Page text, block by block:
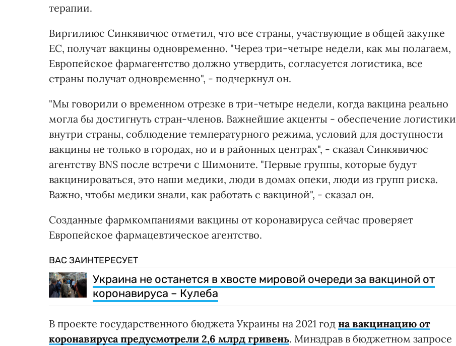
терапии.
Виргилиюс Синкявичюс отметил, что все страны, участвующие в общей закупке
ЕС, получат вакцины одновременно. "Через три-четыре недели, как мы полагаем,
Европейское фармагентство должно утвердить, согласуется логистика, все
страны получат одновременно", - подчеркнул он.
"Мы говорили о временном отрезке в три-четыре недели, когда вакцина реально
могла бы достигнуть стран-членов. Важнейшие акценты - обеспечение логистики
внутри страны, соблюдение температурного режима, условий для доступности
вакцины не только в городах, но и в районных центрах", - сказал Синкявичюс
агентству BNS после встречи с Шимоните. "Первые группы, которые будут
вакцинироваться, это наши медики, люди в домах опеки, люди из групп риска.
Важно, чтобы медики знали, как работать с вакциной", - сказал он.
Созданные фармкомпаниями вакцины от коронавируса сейчас проверяет
Европейское фармацевтическое агентство.
ВАС ЗАИНТЕРЕСУЕТ
Украина не останется в хвосте мировой очереди за вакциной от
коронавируса – Кулеба
В проекте государственного бюджета Украины на 2021 год на вакцинацию от
коронавируса предусмотрели 2,6 млрд гривень. Минздрав в бюджетном запросе